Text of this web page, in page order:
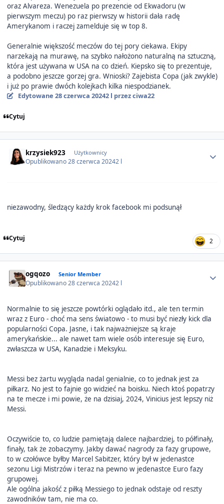
oraz Alvareza. Wenezuela po prezencie od Ekwadoru (w
pierwszym meczu) po raz pierwszy w historii dała radę
Amerykanom i raczej zamelduje się w top 8.
Generalnie większość meczów do tej pory ciekawa. Ekipy
narzekają na murawę, na szybko nałożono naturalną na sztuczną,
która jest używana w USA na co dzień. Kiepsko się to prezentuje,
a podobno jeszcze gorzej gra. Wnioski? Zajebista Copa (jak zwykle)
i już po prawie dwóch kolejkach kilka niespodzianek.
Edytowane 28 czerwca 20242 l przez ciwa22
Cytuj
krzysiek923 Użytkownicy
Opublikowano28 czerwca 20242 l
niezawodny, śledzący każdy krok facebook mi podsunął
Cytuj 2
ogqozo Senior Member
Opublikowano28 czerwca 20242 l
Normalnie to się jeszcze powtórki oglądało itd., ale ten termin
wraz z Euro - choć ma sens światowo - to musi być niezły kick dla
popularności Copa. Jasne, i tak najważniejsze są kraje
amerykańskie... ale nawet tam wiele osób interesuje się Euro,
zwłaszcza w USA, Kanadzie i Meksyku.
Messi bez żartu wygląda nadal genialnie, co to jednak jest za
piłkarz. No jest to fajnie go widzieć na boisku. Niech ktoś popatrzy
na te mecze i mi powie, że na dzisiaj, 2024, Vinicius jest lepszy niż
Messi.
Oczywiście to, co ludzie pamiętają dalece najbardziej, to półfinały,
finały, tak że zobaczymy. Jakby dawać nagrody za fazy grupowe,
to w czołówce byłby Marcel Sabitzer, który był w jedenastce
sezonu Ligi Mistrzów i teraz na pewno w jedenastce Euro fazy
grupowej.
Ale ogólna jakość z piłką Messiego to jednak odstaje od reszty
zawodników tam, nie ma co.